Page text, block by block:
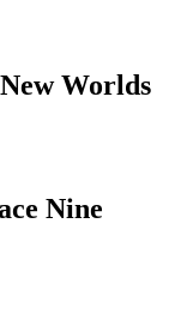
Worlds
Nine